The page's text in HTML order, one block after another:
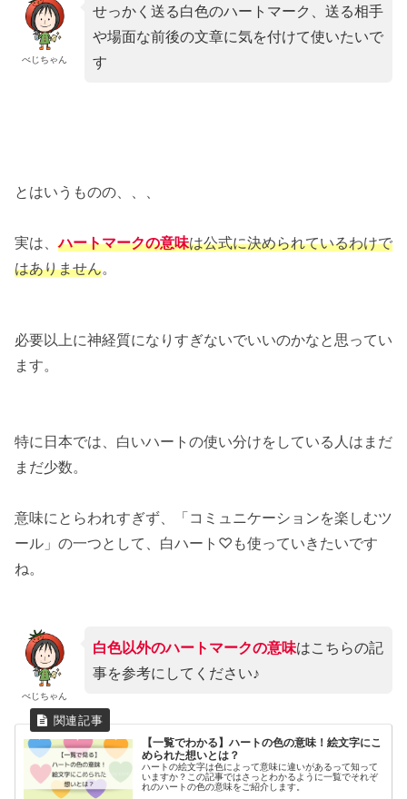
べじちゃん
せっかく送る白色のハートマーク、送る相手
や場面な前後の文章に気を付けて使いたいで
す
とはいうものの、、、
実は、ハートマークの意味は公式に決められているわけで
はありません。
必要以上に神経質になりすぎないでいいのかなと思ってい
ます。
特に日本では、白いハートの使い分けをしている人はまだ
まだ少数。
意味にとらわれすぎず、「コミュニケーションを楽しむツ
ール」の一つとして、白ハート♡も使っていきたいです
ね。
べじちゃん
白色以外のハートマークの意味はこちらの記
事を参考にしてください♪
【一覧でわかる】ハートの色の意味！絵文字にこ
められた想いとは？
ハートの絵文字は色によって意味に違いがあるって知って
いますか？この記事ではさっとわかるように一覧でそれぞ
れのハートの色の意味をご紹介します。